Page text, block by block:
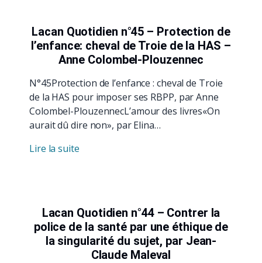
Lacan Quotidien n°45 – Protection de
l’enfance: cheval de Troie de la HAS –
Anne Colombel-Plouzennec
N°45Protection de l’enfance : cheval de Troie
de la HAS pour imposer ses RBPP, par Anne
Colombel-PlouzennecL’amour des livres«On
aurait dû dire non», par Elina…
Lire la suite
Lacan Quotidien n°44 – Contrer la
police de la santé par une éthique de
la singularité du sujet, par Jean-
Claude Maleval